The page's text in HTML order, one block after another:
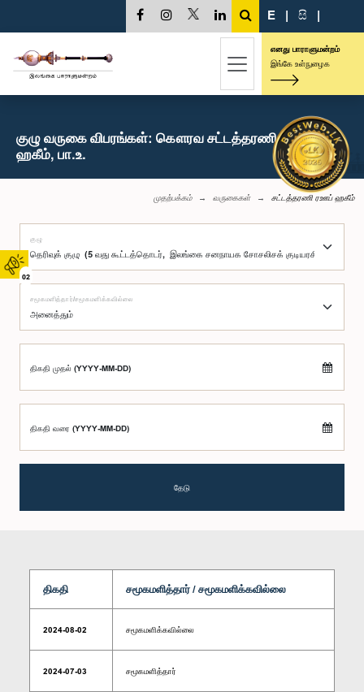
02
E | සි |
எனது பாராளுமன்றம்
இங்கே உள்நுழைக
குழு வருகை விபரங்கள்: கௌரவ சட்டத்தரணி ரஊப்
ஹகீம், பா.உ.
முதற்பக்கம் வருகைகள் சட்டத்தரணி ரஊப் ஹகீம்
குழு
சமூகமளித்தார்/சமூகமளிக்கவில்லை
திகதி முதல் (YYYY-MM-DD)
திகதி வரை (YYYY-MM-DD)
தேடு
திகதி சமூகமளித்தார் / சமூகமளிக்கவில்லை
2024-08-02 சமூகமளிக்கவில்லை
2024-07-03 சமூகமளித்தார்